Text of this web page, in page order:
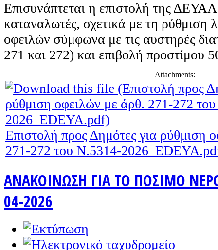
Επισυνάπτεται η επιστολή της
καταναλωτές, σχετικά με τη ρύθμιση
οφειλών σύμφωνα με τις αυστηρές
271 και 272) και επιβολή προστίμου
Attachments:
Επιστολή προς Δημότες για ρύθμιση
271-272 του Ν.5314-
ΑΝΑΚΟΙΝΩΣΗ ΓΙΑ ΤΟ ΠΟΣΙΜΟ
04-2026